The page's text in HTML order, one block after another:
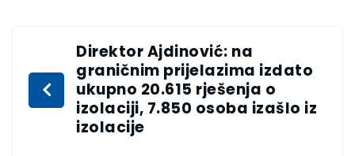
Direktor Ajdinović: na
graničnim prijelazima izdato
ukupno 20.615 rješenja o
izolaciji, 7.850 osoba izašlo iz
izolacije